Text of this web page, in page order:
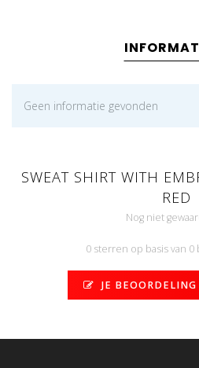
Geen informatie gevonden
SWEAT SHIRT WITH
RED
Nog niet
0 sterren op basis van
JE